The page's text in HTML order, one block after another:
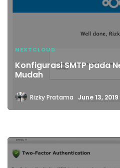
NEXTCLOUD
Konfigurasi SMTP pada
Mudah
Rizky Pratama June 13, 2019